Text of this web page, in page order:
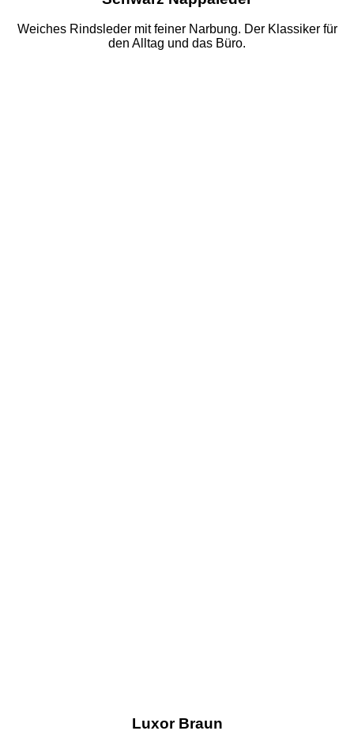
Weiches Rindsleder mit feiner Narbung. Der Klassiker für
den Alltag und das Büro.
Luxor Braun